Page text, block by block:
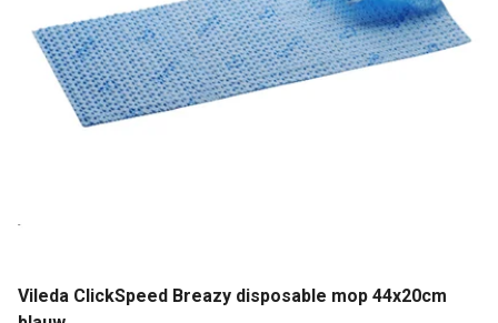
Vileda ClickSpeed Breazy disposable mop 44x20cm